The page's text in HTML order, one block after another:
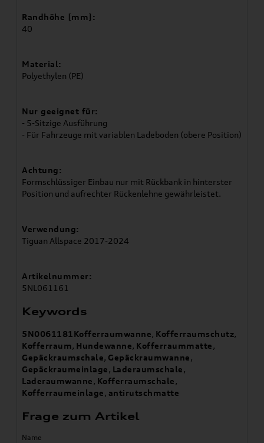
Randhöhe [mm]:
40
Material:
Polyethylen (PE)
Nur geeignet für:
- 5-Sitzige Ausführung
- Für Fahrzeuge mit variablen Ladeboden (obere Position)
Achtung:
Formschlüssiger Einbau nur mit Rückbank in hinterster
Position und aufrechter Rückenlehne gewährleistet.
Verwendung:
Tiguan Allspace 2017-2024
Artikelnummer:
5NL061161
Keywords
5N0061181Kofferraumwanne, Kofferraumschutz,
Kofferraum, Hundewanne, Kofferraummatte,
Gepäckraumschale, Gepäckraumwanne,
Gepäckraumeinlage, Laderaumschale,
Laderaumwanne, Kofferraumschale,
Kofferraumeinlage, antirutschmatte
Frage zum Artikel
Name